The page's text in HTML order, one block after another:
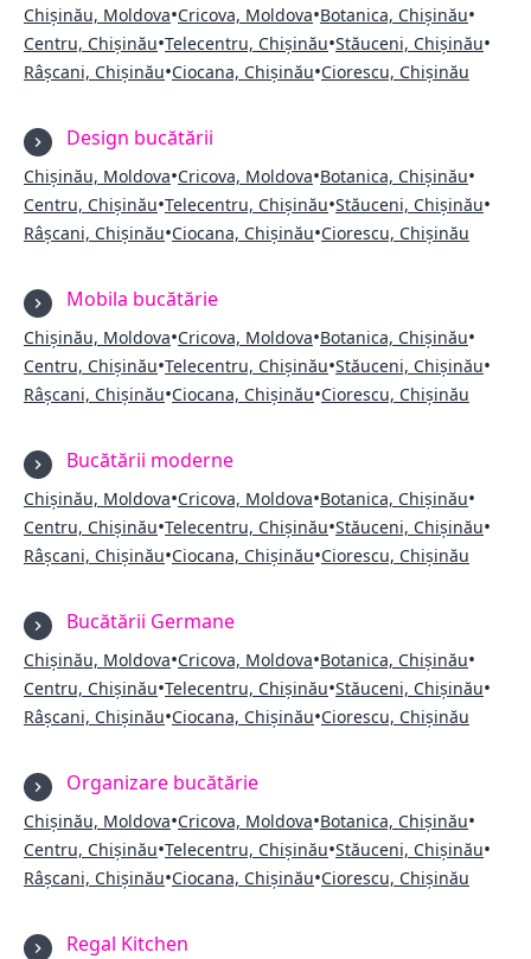
Chișinău, Moldova•Cricova, Moldova•Botanica, Chișinău•
Centru, Chișinău•Telecentru, Chișinău•Stăuceni, Chișinău•
Râșcani, Chișinău•Ciocana, Chișinău•Ciorescu, Chișinău
Design bucătării
Chișinău, Moldova•Cricova, Moldova•Botanica, Chișinău•
Centru, Chișinău•Telecentru, Chișinău•Stăuceni, Chișinău•
Râșcani, Chișinău•Ciocana, Chișinău•Ciorescu, Chișinău
Mobila bucătărie
Chișinău, Moldova•Cricova, Moldova•Botanica, Chișinău•
Centru, Chișinău•Telecentru, Chișinău•Stăuceni, Chișinău•
Râșcani, Chișinău•Ciocana, Chișinău•Ciorescu, Chișinău
Bucătării moderne
Chișinău, Moldova•Cricova, Moldova•Botanica, Chișinău•
Centru, Chișinău•Telecentru, Chișinău•Stăuceni, Chișinău•
Râșcani, Chișinău•Ciocana, Chișinău•Ciorescu, Chișinău
Bucătării Germane
Chișinău, Moldova•Cricova, Moldova•Botanica, Chișinău•
Centru, Chișinău•Telecentru, Chișinău•Stăuceni, Chișinău•
Râșcani, Chișinău•Ciocana, Chișinău•Ciorescu, Chișinău
Organizare bucătărie
Chișinău, Moldova•Cricova, Moldova•Botanica, Chișinău•
Centru, Chișinău•Telecentru, Chișinău•Stăuceni, Chișinău•
Râșcani, Chișinău•Ciocana, Chișinău•Ciorescu, Chișinău
Regal Kitchen